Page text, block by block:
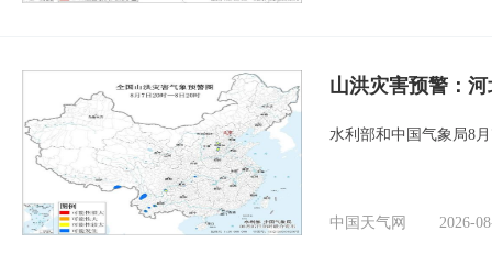
山洪灾害预警：
水利部和中国气象局8
中国天气网 2026-